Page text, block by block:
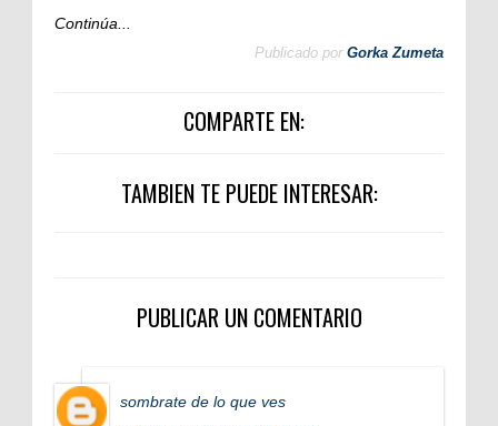
Continúa...
Publicado por Gorka Zumeta
COMPARTE EN:
TAMBIEN TE PUEDE INTERESAR:
PUBLICAR UN COMENTARIO
sombrate de lo que ves